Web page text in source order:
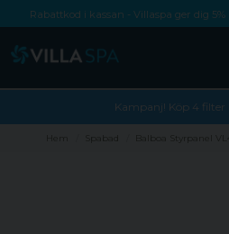
Rabattkod i kassan - Villaspa ger dig 5%
Kampanj! Köp 4 filter
Hem Spabad Balboa Styrpanel